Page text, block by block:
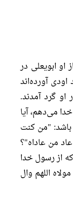
او ابویعلی در
آورده‌اند
گرد آمدند.
می‌دهم، آیا
"من کنت
من عاداه"؟
از رسول خدا
اللهم وال